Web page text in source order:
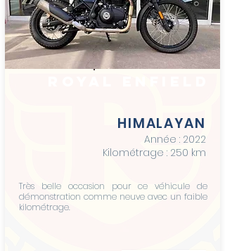
HIMALAYAN
Année : 2022
Kilométrage : 250 km
Très belle occasion pour ce véhicule de
démonstration comme neuve avec un faible
kilométrage.